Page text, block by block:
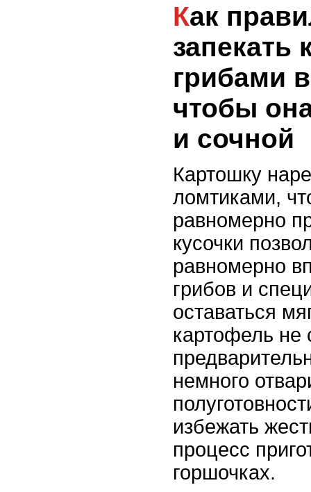
Как правильно
запекать
грибами
чтобы
и сочной
Картошку
ломтиками,
равномерно
кусочки
равномерно
грибов и
оставаться
картофель не
немного
избежать
процесс
горшочках.